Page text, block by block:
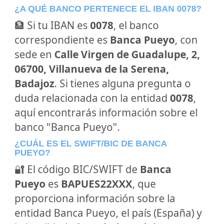
¿A QUÉ BANCO PERTENECE EL IBAN 0078?
🏦 Si tu IBAN es 0078, el banco
correspondiente es Banca Pueyo, con
sede en Calle Virgen de Guadalupe, 2,
06700, Villanueva de la Serena,
Badajoz. Si tienes alguna pregunta o
duda relacionada con la entidad 0078,
aquí encontrarás información sobre el
banco "Banca Pueyo".
¿CUÁL ES EL SWIFT/BIC DE BANCA
PUEYO?
🔐 El código BIC/SWIFT de Banca
Pueyo es BAPUES22XXX, que
proporciona información sobre la
entidad Banca Pueyo, el país (España) y